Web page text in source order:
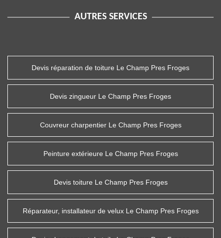
AUTRES SERVICES
Devis réparation de toiture Le Champ Pres Froges
Devis zingueur Le Champ Pres Froges
Couvreur charpentier Le Champ Pres Froges
Peinture extérieure Le Champ Pres Froges
Devis toiture Le Champ Pres Froges
Réparateur, installateur de velux Le Champ Pres Froges